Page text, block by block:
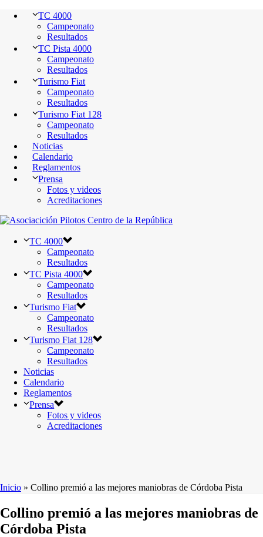
TC 4000
Campeonato
Resultados
TC Pista 4000
Campeonato
Resultados
Turismo Fiat
Campeonato
Resultados
Turismo Fiat 128
Campeonato
Resultados
Noticias
Calendario
Reglamentos
Prensa
Fotos y videos
Acreditaciones
TC 4000
Campeonato
Resultados
TC Pista 4000
Campeonato
Resultados
Turismo Fiat
Campeonato
Resultados
Turismo Fiat 128
Campeonato
Resultados
Noticias
Calendario
Reglamentos
Prensa
Fotos y videos
Acreditaciones
Inicio » Collino premió a las mejores maniobras de Córdoba Pista
Collino premió a las mejores maniobras de
Córdoba Pista